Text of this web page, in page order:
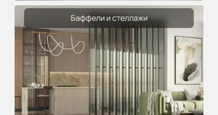
Баффели и стеллажи